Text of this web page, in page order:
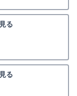
る
る